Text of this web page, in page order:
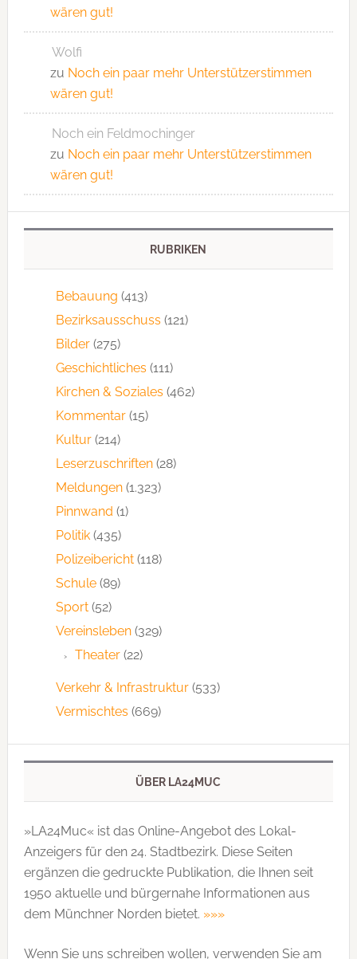
wären gut!
Wolfi
zu Noch ein paar mehr Unterstützerstimmen
wären gut!
Noch ein Feldmochinger
zu Noch ein paar mehr Unterstützerstimmen
wären gut!
RUBRIKEN
Bebauung (413)
Bezirksausschuss (121)
Bilder(275)
Geschichtliches (111)
Kirchen & Soziales (462)
Kommentar(15)
Kultur(214)
Leserzuschriften(28)
Meldungen(1.323)
Pinnwand (1)
Politik(435)
Polizeibericht(118)
Schule(89)
Sport(52)
Vereinsleben(329)
Theater(22)
Verkehr & Infrastruktur(533)
Vermischtes (669)
ÜBER LA24MUC
»LA24Muc« ist das Online-Angebot des Lokal-
Anzeigers für den 24. Stadtbezirk. Diese Seiten
ergänzen die gedruckte Publi­kation, die Ihnen seit
1950 aktuelle und bürgernahe Informationen aus
dem Münchner Norden bietet. »»»
Wenn Sie uns schreiben wollen, verwenden Sie am